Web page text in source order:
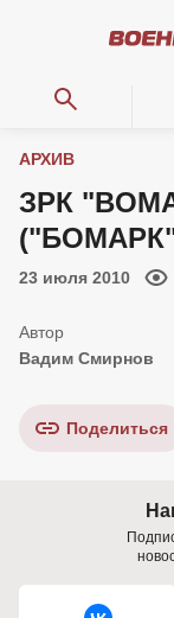
АРХИВ
ЗРК
23 июля 2010
Вадим Смирнов
Поделиться